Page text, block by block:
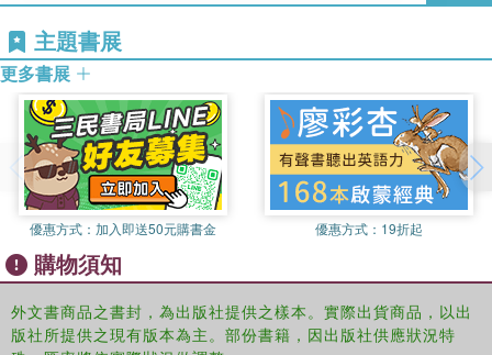
research-based and classroom-based content that
includes practical resources including:
-Expository real-world vignettes to ground each chapter
and to set the tone for the reflective practice.
-Reflective exercises for individual or group collaboration
that facilitate positive internal shifts.
-Prolepsis approaches that help the reader plan for future
success utilizing personal goal setting.
-Extended activities that build on and support positive
educational outcomes with Black males in a way that
affirms Black male identity are found in the toolkit.
Also in the toolkit, the reader will find sample letter
主題書展
更多書展
優惠方式： 加入即送50元購書金 優惠方式： 19折起
購物須知
外文書商品之書封，為出版社提供之樣本。實際出貨商品，以出
版社所提供之現有版本為主。部份書籍，因出版社供應狀況特